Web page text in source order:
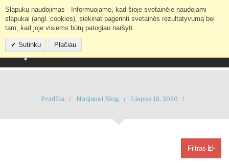
Mano paskyra IEŠKOTI
Slapukų naudojimas - Informuojame, kad šioje svetainėje naudojami
slapukai (angl. cookies), siekinat pagerinti svetainės rezultatyvumą bei
tam, kad joje visiems būtų patogiau naršyti.
Sutinku Plačiau
Pradžia Naujausi Blog Liepos 18, 2020
Filtras